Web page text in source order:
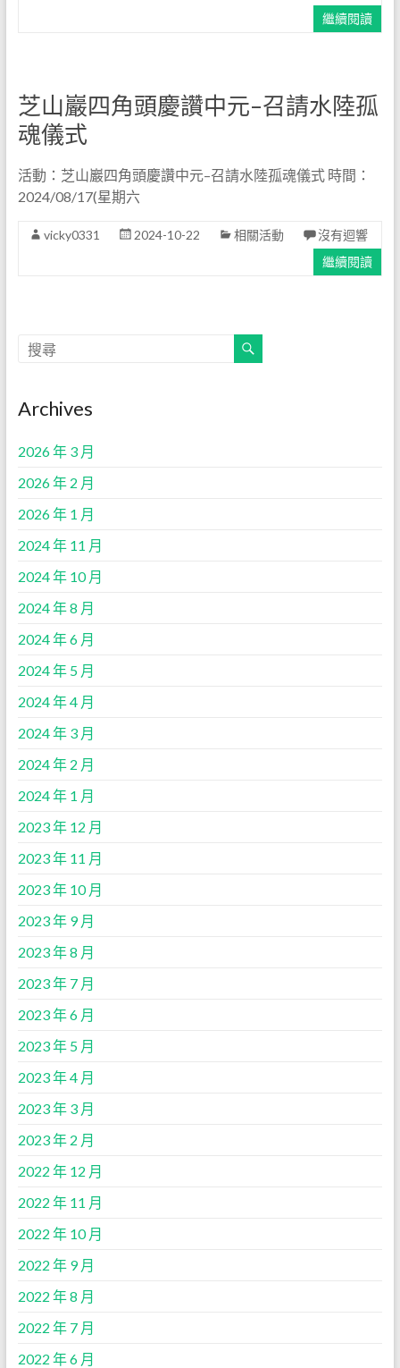
繼續閱讀
芝山巖四角頭慶讚中元–召請水陸孤
魂儀式
活動：芝山巖四角頭慶讚中元–召請水陸孤魂儀式 時間：
2024/08/17(星期六
vicky0331 2024-10-22 相關活動
沒有迴響
繼續閱讀
Archives
2026 年 3 月
2026 年 2 月
2026 年 1 月
2024 年 11 月
2024 年 10 月
2024 年 8 月
2024 年 6 月
2024 年 5 月
2024 年 4 月
2024 年 3 月
2024 年 2 月
2024 年 1 月
2023 年 12 月
2023 年 11 月
2023 年 10 月
2023 年 9 月
2023 年 8 月
2023 年 7 月
2023 年 6 月
2023 年 5 月
2023 年 4 月
2023 年 3 月
2023 年 2 月
2022 年 12 月
2022 年 11 月
2022 年 10 月
2022 年 9 月
2022 年 8 月
2022 年 7 月
2022 年 6 月